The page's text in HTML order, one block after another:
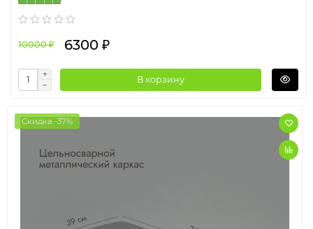
10000 ₽ 6300 ₽
В корзину
Скидка -37%